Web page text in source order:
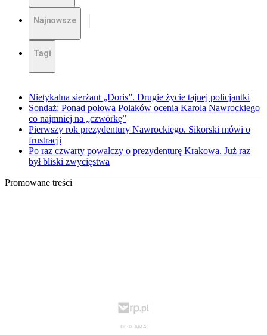
Najnowsze
Tagi
Nietykalna sierżant „Doris”. Drugie życie tajnej policjantki
Sondaż: Ponad połowa Polaków ocenia Karola Nawrockiego
co najmniej na „czwórkę”
Pierwszy rok prezydentury Nawrockiego. Sikorski mówi o
frustracji
Po raz czwarty powalczy o prezydenturę Krakowa. Już raz
był bliski zwycięstwa
Promowane treści